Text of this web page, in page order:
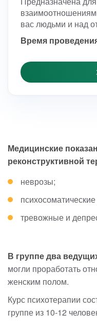
вас людьми и над
Время
Медицинские
реконструктивной
неврозы;
тревожные и
В группе два
могли проработать
женским полом.
Курс психотерапии
группе из 10-12